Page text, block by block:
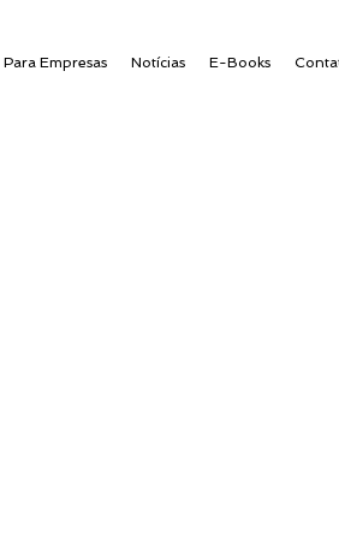
Para Empresas Notícias E-Books